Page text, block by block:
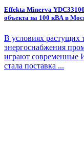
Effekta Minerva
объекта на 100 кВА в
В условиях растущих
энергоснабжения
играют
стала поставка ...